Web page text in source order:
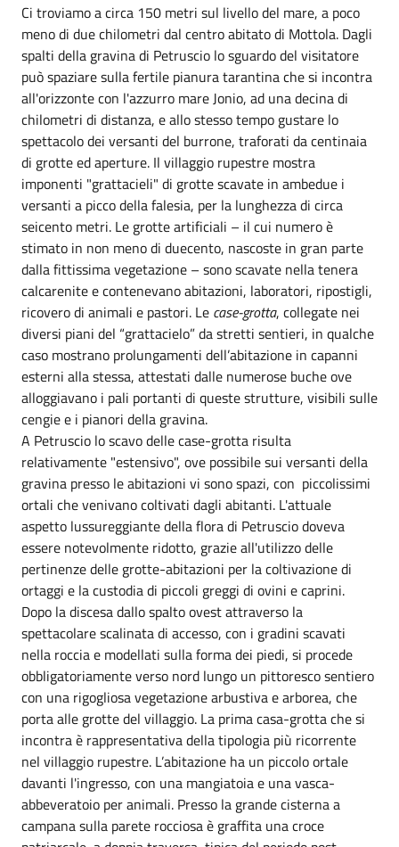
Ci troviamo a circa 150 metri sul livello del mare, a poco
meno di due chilometri dal centro abitato di Mottola. Dagli
spalti della gravina di Petruscio lo sguardo del visitatore
può spaziare sulla fertile pianura tarantina che si incontra
all'orizzonte con l'azzurro mare Jonio, ad una decina di
chilometri di distanza, e allo stesso tempo gustare lo
spettacolo dei versanti del burrone, traforati da centinaia
di grotte ed aperture. Il villaggio rupestre mostra
imponenti "grattacieli" di grotte scavate in ambedue i
versanti a picco della falesia, per la lunghezza di circa
seicento metri. Le grotte artificiali – il cui numero è
stimato in non meno di duecento, nascoste in gran parte
dalla fittissima vegetazione – sono scavate nella tenera
calcarenite e contenevano abitazioni, laboratori, ripostigli,
ricovero di animali e pastori. Le case-grotta, collegate nei
diversi piani del “grattacielo” da stretti sentieri, in qualche
caso mostrano prolungamenti dell’abitazione in capanni
esterni alla stessa, attestati dalle numerose buche ove
alloggiavano i pali portanti di queste strutture, visibili sulle
cengie e i pianori della gravina.
A Petruscio lo scavo delle case-grotta risulta
relativamente "estensivo", ove possibile sui versanti della
gravina presso le abitazioni vi sono spazi, con piccolissimi
ortali che venivano coltivati dagli abitanti. L'attuale
aspetto lussureggiante della flora di Petruscio doveva
essere notevolmente ridotto, grazie all'utilizzo delle
pertinenze delle grotte-abitazioni per la coltivazione di
ortaggi e la custodia di piccoli greggi di ovini e caprini.
Dopo la discesa dallo spalto ovest attraverso la
spettacolare scalinata di accesso, con i gradini scavati
nella roccia e modellati sulla forma dei piedi, si procede
obbligatoriamente verso nord lungo un pittoresco sentiero
con una rigogliosa vegetazione arbustiva e arborea, che
porta alle grotte del villaggio. La prima casa-grotta che si
incontra è rappresentativa della tipologia più ricorrente
nel villaggio rupestre. L’abitazione ha un piccolo ortale
davanti l'ingresso, con una mangiatoia e una vasca-
abbeveratoio per animali. Presso la grande cisterna a
campana sulla parete rocciosa è graffita una croce